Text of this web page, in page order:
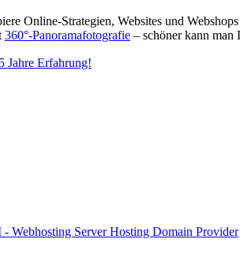
Online-Strategien, Websites und
360°-Panoramafotografie – schöner kann